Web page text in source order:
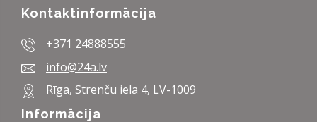
Kontaktinformācija
+371 24888555
info@24a.lv
Rīga, Strenču iela 4, LV-1009
Informācija